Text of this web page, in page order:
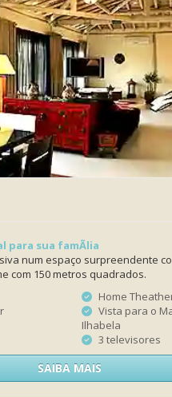
para sua famÃ­lia
num espaço surpreendente
com 150 metros quadrados.
Home
Vista para o
Ilhabela
3 televisores
SAIBA MAIS